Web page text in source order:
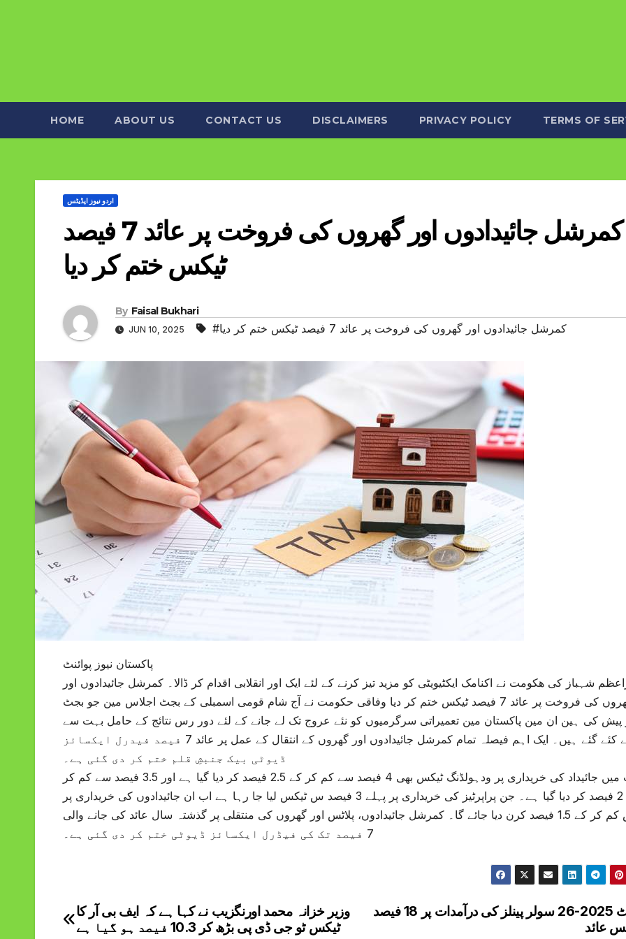
HOME ABOUT US CONTACT US DISCLAIMERS PRIVACY POLICY TERMS OF
اردو نیوز اپڈیٹس
کمرشل جائیدادوں اور گھروں کی فروخت پر عائد 7 فیصد
ٹیکس ختم کر دیا
By Faisal Bukhari
JUN 10, 2025 #کمرشل جائیدادوں اور گھروں کی فروخت پر عائد 7 فیصد ٹیکس ختم کر دیا
پاکستان نیوز پوائنٹ
شہباز کی ھکومت نے اکنامک ایکٹیویٹی کو مزید تیز کرنے کے لئے ایک اور انقلابی اقدام کر ڈالا۔ کمرشل جائیدادوں اور
گھروں کی فروخت پر عائد 7 فیصد ٹیکس ختم کر دیا وفاقی حکومت نے آج شام قومی اسمبلی کے بجٹ اجلاس مین جو بجٹ
پیش کی ہین ان مین پاکستان مین تعمیراتی سرگرمیوں کو نئے عروج تک لے جانے کے لئے دور رس نتائج کے حامل بہت سے
فیصلے کئے گئے ہیں۔ ایک اہم فیصلہ تمام کمرشل جائیدادوں اور گھروں کے انتقال کے عمل پر عائد 7 فیصد فیدرل ایکسائز
ڈیوٹی بیک جنبشِ قلم ختم کر دی گئی ہے۔
بجٹ میں جائیداد کی خریداری پر ودہولڈنگ ٹیکس بھی 4 فیصد سے کم کر کے 2.5 فیصد کر دیا گیا ہے اور 3.5 فیصد سے کم کر
کے 2 فیصد کر دیا گیا ہے۔ جن پراپرٹیز کی خریداری پر پہلے 3 فیصد س ٹیکس لیا جا رہا ہے اب ان جائیدادوں کی خریداری پر
ٹیکس کم کر کے 1.5 فیصد کرن دیا جائے گا۔ کمرشل جائیدادوں، پلاٹس اور گھروں کی منتقلی پر گذشتہ سال عائد کی جانے والی
7 فیصد تک کی فیڈرل ایکسائز ڈیوٹی ختم کر دی گئی ہے۔
Post
بجٹ 2025-26 سولر پینلز کی درآمدات پر 18 فیصد
عائد
وزیر خزانہ محمد اورنگزیب نے کہا ہے کہ ایف بی آر کا
ٹیکس ٹو جی ڈی پی بڑھ کر 10.3 فیصد ہو گیا ہے